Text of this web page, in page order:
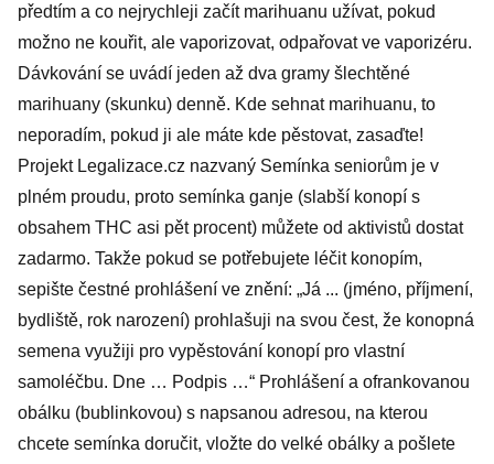
předtím a co nejrychleji začít marihuanu užívat, pokud
možno ne kouřit, ale vaporizovat, odpařovat ve vaporizéru.
Dávkování se uvádí jeden až dva gramy šlechtěné
marihuany (skunku) denně. Kde sehnat marihuanu, to
neporadím, pokud ji ale máte kde pěstovat, zasaďte!
Projekt Legalizace.cz nazvaný Semínka seniorům je v
plném proudu, proto semínka ganje (slabší konopí s
obsahem THC asi pět procent) můžete od aktivistů dostat
zadarmo. Takže pokud se potřebujete léčit konopím,
sepište čestné prohlášení ve znění: „Já ... (jméno, příjmení,
bydliště, rok narození) prohlašuji na svou čest, že konopná
semena využiji pro vypěstování konopí pro vlastní
samoléčbu. Dne … Podpis …“ Prohlášení a ofrankovanou
obálku (bublinkovou) s napsanou adresou, na kterou
chcete semínka doručit, vložte do velké obálky a pošlete